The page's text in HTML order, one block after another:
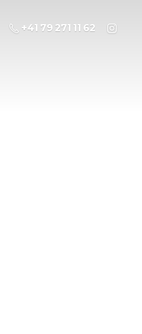
‭+41 79 271 11 62